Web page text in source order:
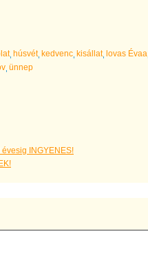
húsvét kedvenc kisállat lovas Évaa
ünnep
évesig INGYENES!